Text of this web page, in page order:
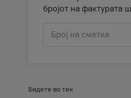
бројот на фактурата
Број на сметка
Бидете во тек